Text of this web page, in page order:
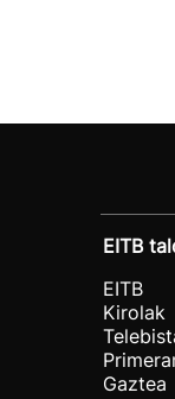
EITB
EITB
Kirolak
Gaztea